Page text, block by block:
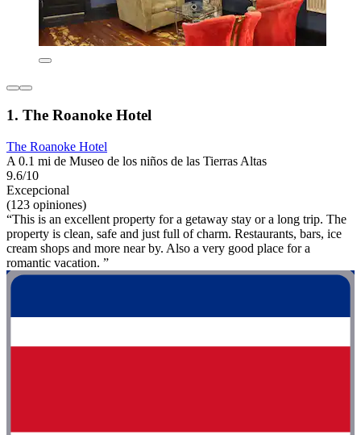
1. The Roanoke Hotel
The Roanoke Hotel
A 0.1 mi de Museo de los niños de las Tierras Altas
9.6/10
Excepcional
(123 opiniones)
“This is an excellent property for a getaway stay or a long trip. The
property is clean, safe and just full of charm. Restaurants, bars, ice
cream shops and more near by. Also a very good place for a
romantic vacation. ”